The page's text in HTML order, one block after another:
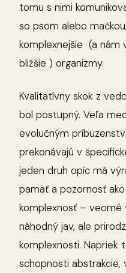
tomu s nimi
so psom alebo
komplexnejšie (a nám
bližšie ) organizmy.
Kvalitatívny skok z
bol postupný. Veľa
evolučným
prekonávajú v
jeden druh opíc má
pamäť a pozornosť
komplexnosť –
náhodný jav, ale
komplexnosti. Napriek
schopnosti abstrakcie,